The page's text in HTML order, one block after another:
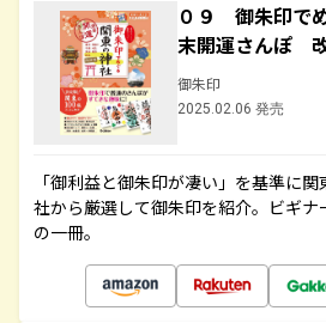
０９ 御朱印で
末開運さんぽ
御朱印
2025.02.06 発売
「御利益と御朱印が凄い」を基準に
社から厳選して御朱印を紹介。ビギ
の一冊。